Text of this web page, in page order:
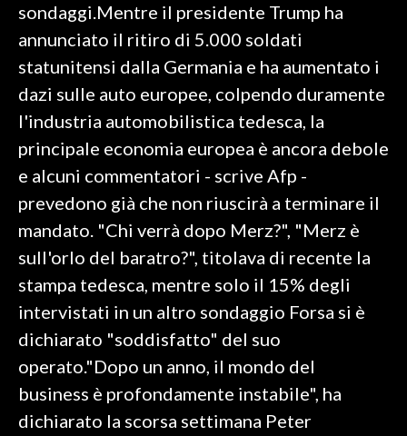
sondaggi.Mentre il presidente Trump ha
annunciato il ritiro di 5.000 soldati
statunitensi dalla Germania e ha aumentato i
dazi sulle auto europee, colpendo duramente
l'industria automobilistica tedesca, la
principale economia europea è ancora debole
e alcuni commentatori - scrive Afp -
prevedono già che non riuscirà a terminare il
mandato. "Chi verrà dopo Merz?", "Merz è
sull'orlo del baratro?", titolava di recente la
stampa tedesca, mentre solo il 15% degli
intervistati in un altro sondaggio Forsa si è
dichiarato "soddisfatto" del suo
operato."Dopo un anno, il mondo del
business è profondamente instabile", ha
dichiarato la scorsa settimana Peter